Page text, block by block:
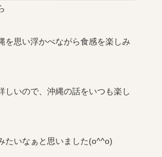
を思い浮かべながら食感を楽しみ
しいので、沖縄の話をいつも楽し
たいなぁと思いました(o^^o)